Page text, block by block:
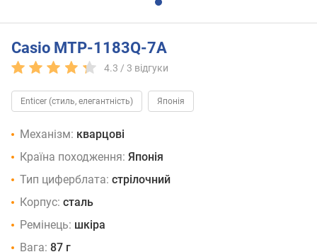
Casio MTP-1183Q-7A
4.3 / 3 відгуки
Enticer (стиль, елегантність) Японія
Механізм: кварцові
Країна походження: Японія
Тип циферблата: стрілочний
Корпус: сталь
Ремінець: шкіра
Вага: 87 г